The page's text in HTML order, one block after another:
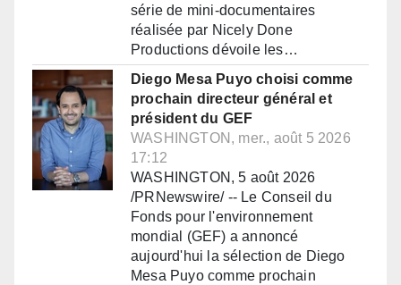
série de mini-documentaires
réalisée par Nicely Done
Productions dévoile les…
Diego Mesa Puyo choisi comme
prochain directeur général et
président du GEF
WASHINGTON, mer., août 5 2026
17:12
WASHINGTON, 5 août 2026
/PRNewswire/ -- Le Conseil du
Fonds pour l'environnement
mondial (GEF) a annoncé
aujourd'hui la sélection de Diego
Mesa Puyo comme prochain